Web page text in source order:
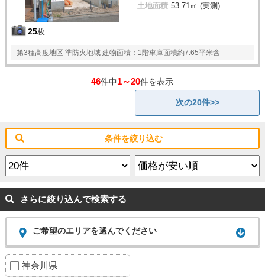
25枚
土地面積 53.71㎡ (実測)
第3種高度地区 準防火地域 建物面積：1階車庫面積約7.65平米含
46件中1～20件を表示
次の20件>>
条件を絞り込む
さらに絞り込んで検索する
ご希望のエリアを選んでください
神奈川県